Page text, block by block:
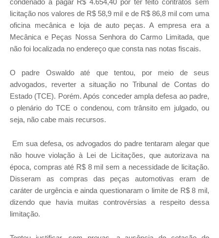
licitação nos valores de R$ 58,9 mil e de R$ 86,8 mil com uma
oficina mecânica e loja de auto peças. A empresa era a
Mecânica e Peças Nossa Senhora do Carmo Limitada, que
não foi localizada no endereço que consta nas notas fiscais.
O padre Oswaldo até que tentou, por meio de seus
advogados, reverter a situação no Tribunal de Contas do
Estado (TCE). Porém. Após conceder ampla defesa ao padre,
o plenário do TCE o condenou, com trânsito em julgado, ou
seja, não cabe mais recursos.
Em sua defesa, os advogados do padre tentaram alegar que
não houve violação à Lei de Licitações, que autorizava na
época, compras até R$ 8 mil sem a necessidade de licitação.
Disseram as compras das peças automotivas eram de
caráter de urgência e ainda questionaram o limite de R$ 8 mil,
dizendo que havia muitas controvérsias a respeito dessa
limitação.